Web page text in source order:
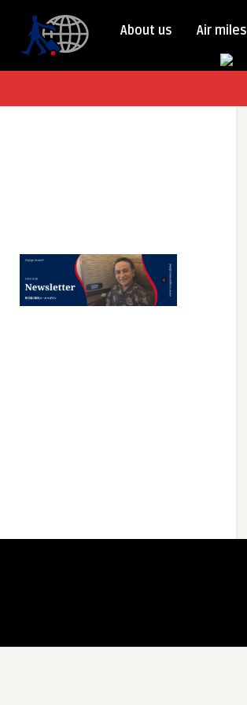
About us Air miles